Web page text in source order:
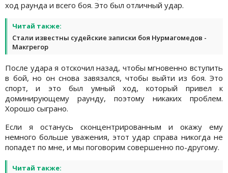
ход раунда и всего боя. Это был отличный удар.
Читай также:
Стали известны судейские записки боя Нурмагомедов -
Макгрегор
После удара я отскочил назад, чтобы мгновенно вступить
в бой, но он снова завязался, чтобы выйти из боя. Это
спорт, и это был умный ход, который привел к
доминирующему раунду, поэтому никаких проблем.
Хорошо сыграно.
Если я останусь сконцентрированным и окажу ему
немного больше уважения, этот удар справа никогда не
попадет по мне, и мы поговорим совершенно по-другому.
Читай также: